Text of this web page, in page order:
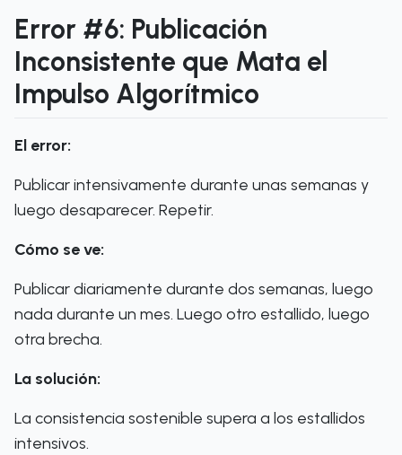
Error #6: Publicación
Inconsistente que Mata el
Impulso Algorítmico
El error:
Publicar intensivamente durante unas semanas y
luego desaparecer. Repetir.
Cómo se ve:
Publicar diariamente durante dos semanas, luego
nada durante un mes. Luego otro estallido, luego
otra brecha.
La solución:
La consistencia sostenible supera a los estallidos
intensivos.